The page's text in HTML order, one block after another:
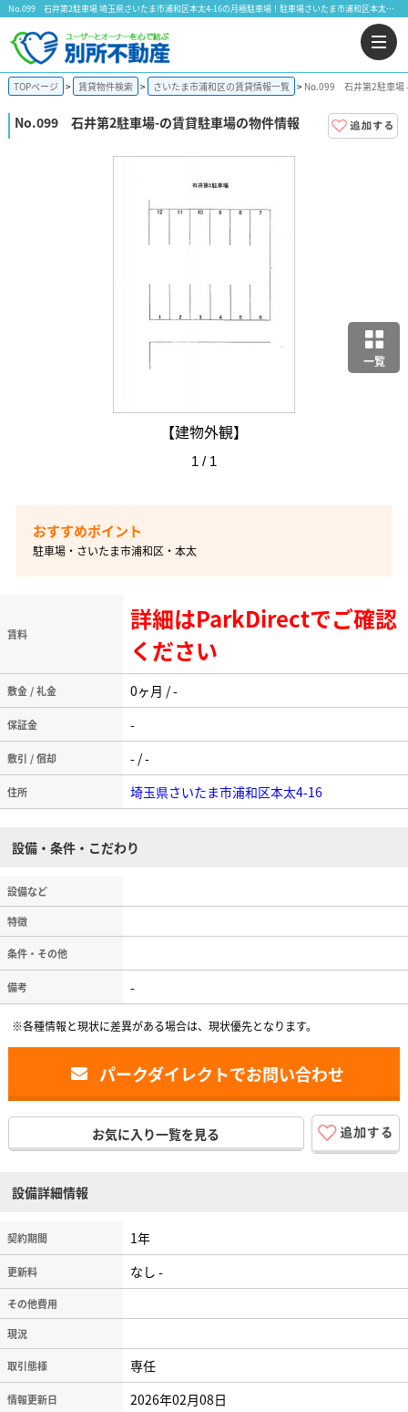
No.099 石井第2駐車場 埼玉県さいたま市浦和区本太4-16の月極駐車場！駐車場さいたま市浦和区本太｜株式会社 別所不動産
TOPページ 賃貸物件検索 さいたま市浦和区の賃貸情報一覧 No.099 石井第2駐車場
No.099 石井第2駐車場-の賃貸駐車場の物件情報
一覧
【建物外観】
1 / 1
駐車場・さいたま市浦和区・本太
賃料
詳細はParkDirectでご確認
ください
敷金 / 礼金 0ヶ月 / -
保証金 -
敷引 / 償却 - / -
住所 埼玉県さいたま市浦和区本太4-16
設備・条件・こだわり
設備など
特徴
条件・その他
備考 -
※各種情報と現状に差異がある場合は、現状優先となります。
パークダイレクトでお問い合わせ
お気に入り一覧を見る
設備詳細情報
契約期間 1年
更新料 なし -
その他費用
現況
取引態様 専任
情報更新日 2026年02月08日